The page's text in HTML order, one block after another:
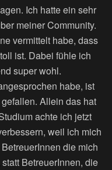
Ich hatte ein sehr
meiner Community.
vermittelt habe, dass
ist. Dabei fühle ich
super wohl.
habe, ist
Allein das hat
achte ich jetzt
weil ich mich
die mich
BetreuerInnen, die